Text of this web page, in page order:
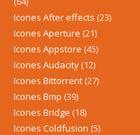
Icones After effects (23)
Icones Aperture (21)
Icones Appstore (45)
Icones Audacity (12)
Icones Bittorrent (27)
Icones Bmp (39)
Icones Bridge (18)
Icones Coldfusion (5)